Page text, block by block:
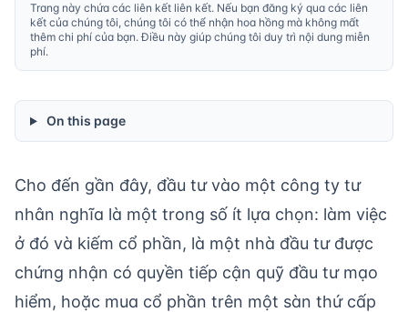
Trang này chứa các liên kết liên kết. Nếu bạn đăng ký qua các liên
kết của chúng tôi, chúng tôi có thể nhận hoa hồng mà không mất
thêm chi phí của bạn. Điều này giúp chúng tôi duy trì nội dung miễn
phí.
On this page
Cho đến gần đây, đầu tư vào một công ty tư
nhân nghĩa là một trong số ít lựa chọn: làm việc
ở đó và kiếm cổ phần, là một nhà đầu tư được
chứng nhận có quyền tiếp cận quỹ đầu tư mạo
hiểm, hoặc mua cổ phần trên một sàn thứ cấp